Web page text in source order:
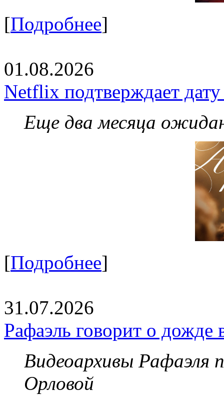
[Подробнее]
01.08.2026
Netflix подтверждает
Еще два месяца
[Подробнее]
31.07.2026
Рафаэль говорит о дожде
Видеоархивы Рафаэля
Орловой